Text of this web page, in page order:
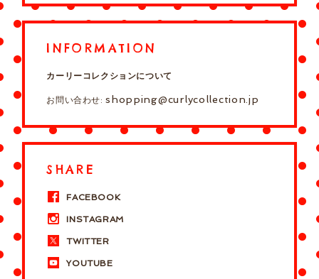
INFORMATION
カーリーコレクションについて
お問い合わせ:shopping@curlycollection.jp
SHARE
FACEBOOK
INSTAGRAM
TWITTER
YOUTUBE